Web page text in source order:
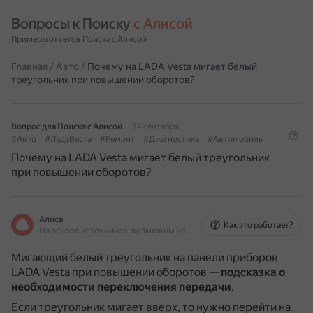
Вопросы к Поиску с Алисой
Примеры ответов Поиска с Алисой
Главная / Авто / Почему на LADA Vesta мигает белый
треугольник при повышении оборотов?
Вопрос для Поиска с Алисой
14 сентября
#Авто
#ЛадаВеста #Ремонт #Диагностика #Автомобиль
Почему на LADA Vesta мигает белый треугольник
при повышении оборотов?
Алиса
На основе источников, возможны неточности
Как это работает?
Мигающий белый треугольник на панели приборов
LADA Vesta при повышении оборотов — подсказка о
необходимости переключения передачи.
Если треугольник мигает вверх, то нужно перейти на